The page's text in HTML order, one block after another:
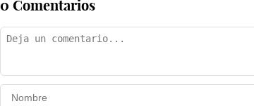
0 Comentarios